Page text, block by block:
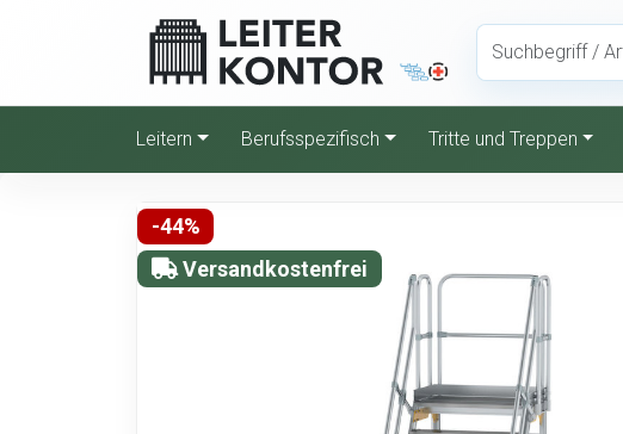
Leitern Berufsspezifisch Tritte und Treppen
-44%
Versandkostenfrei